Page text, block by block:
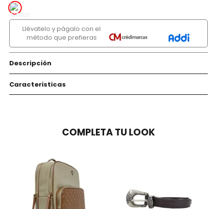
Llévatelo y págalo con el
método que prefieras
Descripción
Caracteristicas
COMPLETA TU LOOK